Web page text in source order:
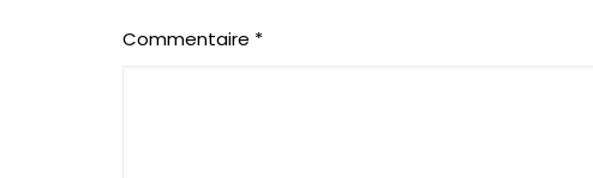
Commentaire *